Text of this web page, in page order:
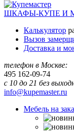
ШКАФЫ-КУПЕ И
Калькулятор
Вызов
Доставка и
телефон в Москве:
495 162-09-74
с 10 до 21 без
info@kupemaster.ru
Мебель на